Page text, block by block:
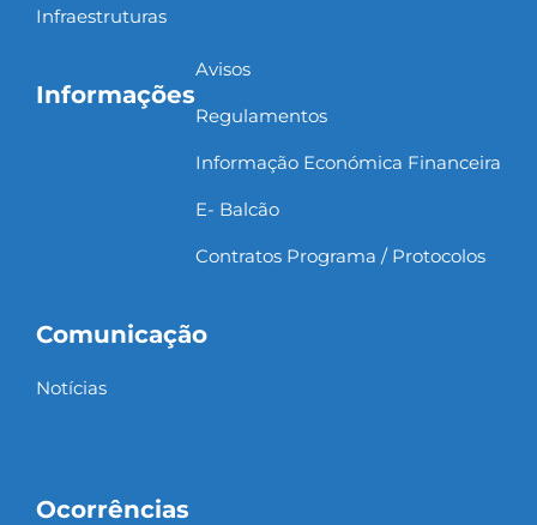
Infraestruturas
Informações
Avisos
Regulamentos
Informação Económica Financeira
E- Balcão
Contratos Programa / Protocolos
Comunicação
Notícias
Ocorrências